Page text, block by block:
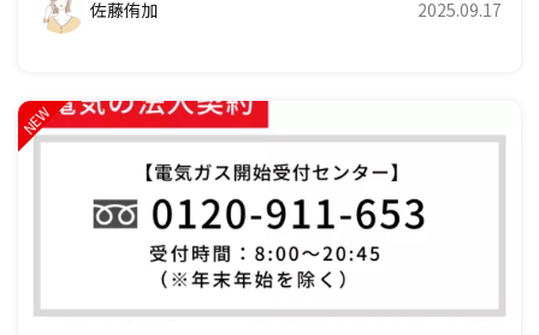
佐藤侑加 2025.09.17